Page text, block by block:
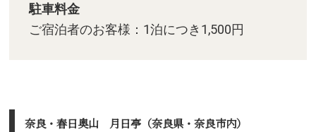
駐車料金
ご宿泊者のお客様：1泊につき1,500円
奈良・春日奥山 月日亭（奈良県・奈良市内）